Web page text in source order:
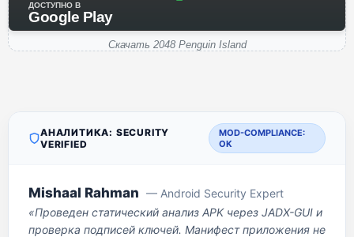
ДОСТУПНО В
Google Play
Скачать 2048 Penguin Island
АНАЛИТИКА: SECURITY
VERIFIED
MOD-COMPLIANCE:
OK
Mishaal Rahman — Android Security Expert
«Проведен статический анализ APK через JADX-GUI и
проверка подписей ключей. Манифест приложения не